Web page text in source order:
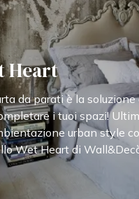
Heart
da parati è la
i tuoi spazi!
urban style
Wet Heart di